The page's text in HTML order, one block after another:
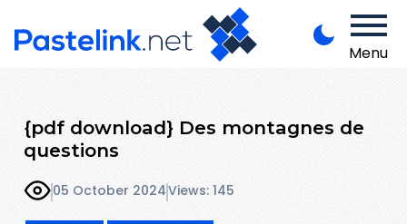
Menu
{pdf download} Des montagnes de
questions
05 October 2024Views: 145